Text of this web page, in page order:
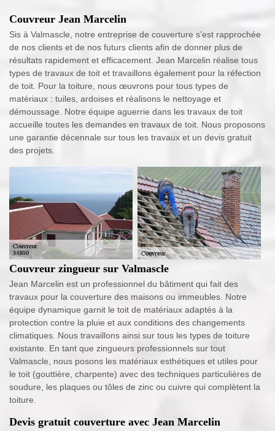
Couvreur Jean Marcelin
Sis à Valmascle, notre entreprise de couverture s’est rapprochée
de nos clients et de nos futurs clients afin de donner plus de
résultats rapidement et efficacement. Jean Marcelin réalise tous
types de travaux de toit et travaillons également pour la réfection
de toit. Pour la toiture, nous œuvrons pour tous types de
matériaux : tuiles, ardoises et réalisons le nettoyage et
démoussage. Notre équipe aguerrie dans les travaux de toit
accueille toutes les demandes en travaux de toit. Nous proposons
une garantie décennale sur tous les travaux et un devis gratuit
des projets.
Couvreur zingueur sur Valmascle
Jean Marcelin est un professionnel du bâtiment qui fait des
travaux pour la couverture des maisons ou immeubles. Notre
équipe dynamique garnit le toit de matériaux adaptés à la
protection contre la pluie et aux conditions des changements
climatiques. Nous travaillons ainsi sur tous les types de toiture
existante. En tant que zingueurs professionnels sur tout
Valmascle, nous posons les matériaux esthétiques et utiles pour
le toit (gouttière, charpente) avec des techniques particulières de
soudure, les plaques ou tôles de zinc ou cuivre qui complètent la
toiture.
Devis gratuit couverture avec Jean Marcelin